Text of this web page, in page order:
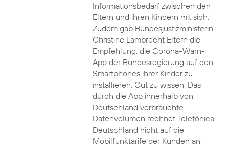
Informationsbedarf zwischen den
Eltern und ihren Kindern mit sich.
Zudem gab Bundesjustizministerin
Christine Lambrecht Eltern die
Empfehlung, die Corona-Warn-
App der Bundesregierung auf den
Smartphones ihrer Kinder zu
installieren. Gut zu wissen: Das
durch die App innerhalb von
Deutschland verbrauchte
Datenvolumen rechnet Telefónica
Deutschland nicht auf die
Mobilfunktarife der Kunden an.